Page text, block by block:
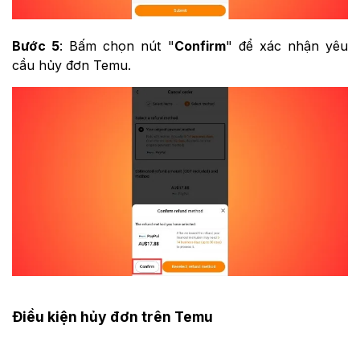
Bước 5: Bấm chọn nút "Confirm" để xác nhận yêu
cầu hủy đơn Temu.
Điều kiện hủy đơn trên Temu